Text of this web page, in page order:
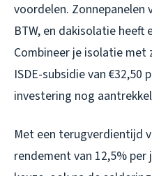
voordelen. Zonnepanelen
BTW, en dakisolatie heeft
Combineer je isolatie met
ISDE-subsidie van €32,50
investering nog
Met een terugverdientijd
rendement van 12,5%